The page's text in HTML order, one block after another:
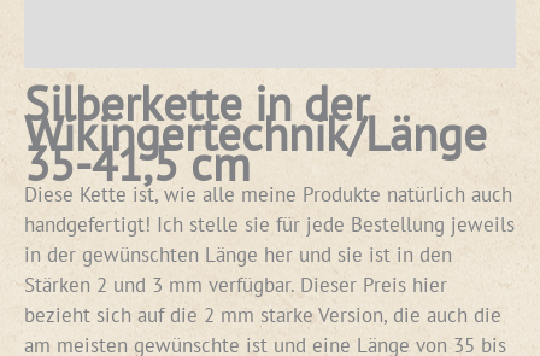
Silberkette in der
Wikingertechnik/Länge
35-41,5 cm
Diese Kette ist, wie alle meine Produkte natürlich auch
handgefertigt! Ich stelle sie für jede Bestellung jeweils
in der gewünschten Länge her und sie ist in den
Stärken 2 und 3 mm verfügbar. Dieser Preis hier
bezieht sich auf die 2 mm starke Version, die auch die
am meisten gewünschte ist und eine Länge von 35 bis